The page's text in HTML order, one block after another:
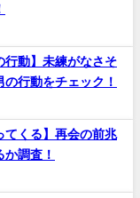
行動】未練がなさそ
行動をチェック！
てくる】再会の前兆
調査！